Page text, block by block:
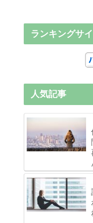
ランキングサ
人気記事